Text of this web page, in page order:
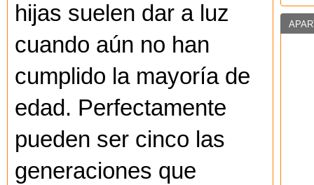
hijas suelen dar a luz
cuando aún no han
cumplido la mayoría de
edad. Perfectamente
pueden ser cinco las
generaciones que